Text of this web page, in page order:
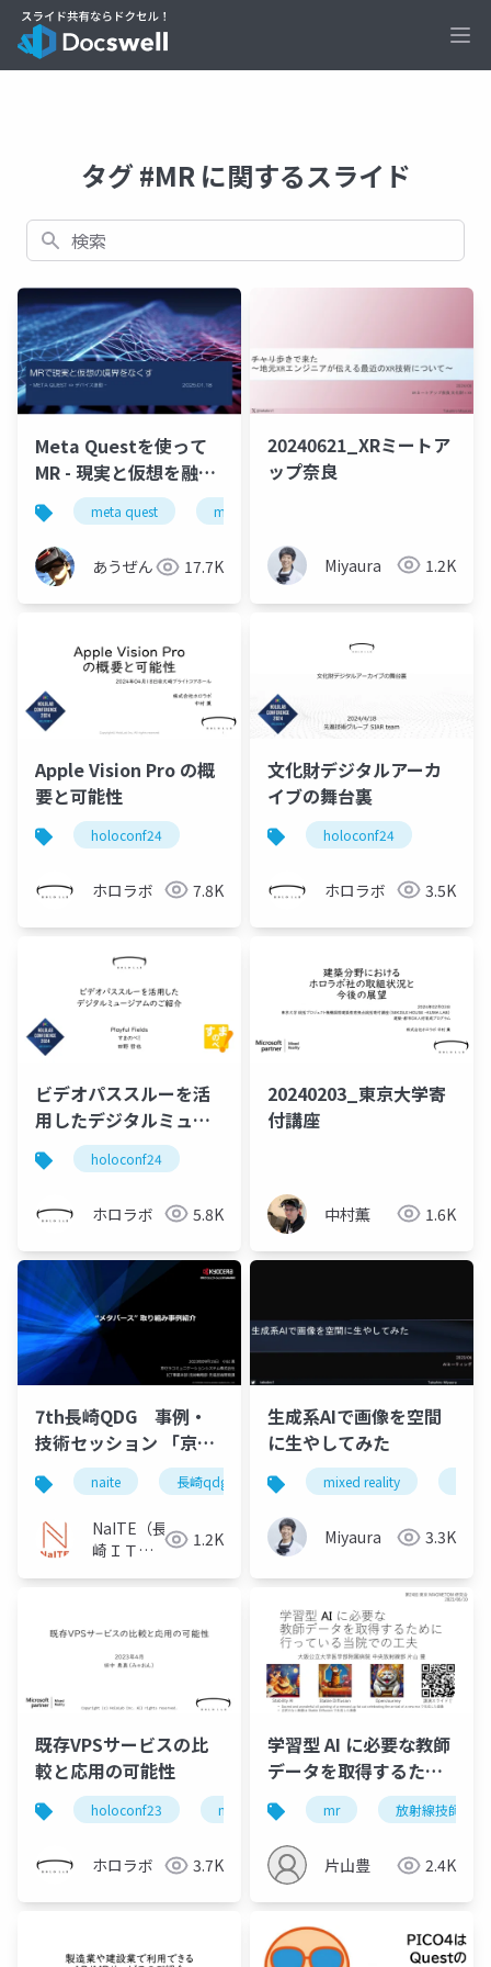
タグ #MR に関するスライド
検索
Meta Questを使って
MR - 現実と仮想を融合
する デバイス連動編 -
meta quest mr
あうぜん 17.7K
20240621_XRミートア
ップ奈良
Miyaura 1.2K
Apple Vision Pro の概
要と可能性
holoconf24
ホロラボ 7.8K
文化財デジタルアーカ
イブの舞台裏​
holoconf24
ホロラボ 3.5K
ビデオパススルーを活
用したデジタルミュー
ジアムのご紹介
holoconf24
ホロラボ 5.8K
20240203_東京大学寄
付講座
中村薫 1.6K
7th長崎QDG 事例・
技術セッション 「京セ
ラコミュニケーション
システムでのメタバー
ス取組み事例紹介」
naite 長崎qdg
NaITE（長
崎ＩＴ技
1.2K
生成系AIで画像を空間
に生やしてみた
mixed reality
Miyaura 3.3K
既存VPSサービスの比
較と応用の可能性
holoconf23 mixed reality
ホロラボ 3.7K
学習型 AI に必要な教師
データを取得するため
に行っている当院での
工夫 (2023/06/10)
mr 放射線技師
片山豊 2.4K